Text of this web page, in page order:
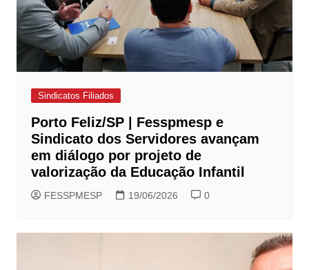
Sindicatos Filiados
Porto Feliz/SP | Fesspmesp e
Sindicato dos Servidores avançam
em diálogo por projeto de
valorização da Educação Infantil
FESSPMESP 19/06/2026 0